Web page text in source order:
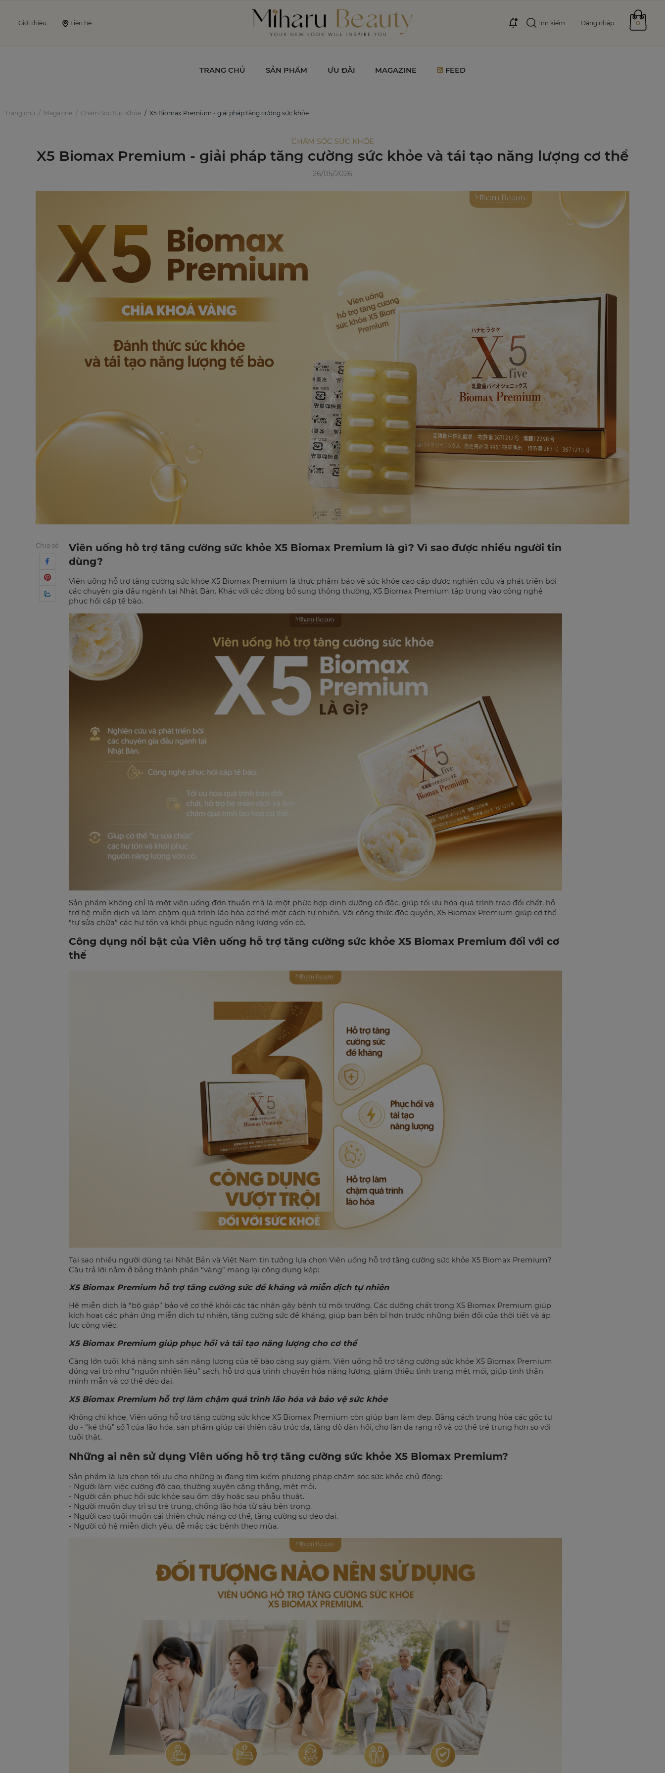
Giới thiệu Liên hệ Tìm kiếm Đăng nhập 0
TRANG CHỦ SẢN PHẨM ƯU ĐÃI MAGAZINE FEED
Trang chủ Magazine Chăm Sóc Sức Khỏe X5 Biomax Premium - giải pháp tăng cường sức khỏe và tái tạo năng lượng cơ thể
CHĂM SÓC SỨC KHỎE
X5 Biomax Premium - giải pháp tăng cường sức khỏe và tái tạo năng lượng cơ thể
26/05/2026
Viên uống hỗ trợ tăng cường sức khỏe X5 Biomax Premium là gì? Vì sao được nhiều người tin
dùng?
Viên uống hỗ trợ tăng cường sức khỏe X5 Biomax Premium là thực phẩm bảo vệ sức khỏe cao cấp được nghiên cứu và phát triển bởi
các chuyên gia đầu ngành tại Nhật Bản. Khác với các dòng bổ sung thông thường, X5 Biomax Premium tập trung vào công nghệ
phục hồi cấp tế bào.
Sản phẩm không chỉ là một viên uống đơn thuần mà là một phức hợp dinh dưỡng cô đặc, giúp tối ưu hóa quá trình trao đổi chất, hỗ
trợ hệ miễn dịch và làm chậm quá trình lão hóa cơ thể một cách tự nhiên. Với công thức độc quyền, X5 Biomax Premium giúp cơ thể
“tự sửa chữa” các hư tổn và khôi phục nguồn năng lượng vốn có.
Công dụng nổi bật của Viên uống hỗ trợ tăng cường sức khỏe X5 Biomax Premium đối với cơ
thể
Tại sao nhiều người dùng tại Nhật Bản và Việt Nam tin tưởng lựa chọn Viên uống hỗ trợ tăng cường sức khỏe X5 Biomax Premium?
Câu trả lời nằm ở bảng thành phần “vàng” mang lại công dụng kép:
X5 Biomax Premium hỗ trợ tăng cường sức đề kháng và miễn dịch tự nhiên
Hệ miễn dịch là “bộ giáp” bảo vệ cơ thể khỏi các tác nhân gây bệnh từ môi trường. Các dưỡng chất trong X5 Biomax Premium giúp
kích hoạt các phản ứng miễn dịch tự nhiên, tăng cường sức đề kháng, giúp bạn bền bỉ hơn trước những biến đổi của thời tiết và áp
lực công việc.
X5 Biomax Premium giúp phục hồi và tái tạo năng lượng cho cơ thể
Càng lớn tuổi, khả năng sinh sản năng lượng của tế bào càng suy giảm. Viên uống hỗ trợ tăng cường sức khỏe X5 Biomax Premium
đóng vai trò như “nguồn nhiên liệu” sạch, hỗ trợ quá trình chuyển hóa năng lượng, giảm thiểu tình trạng mệt mỏi, giúp tinh thần
minh mẫn và cơ thể dẻo dai.
X5 Biomax Premium hỗ trợ làm chậm quá trình lão hóa và bảo vệ sức khỏe
Không chỉ khỏe, Viên uống hỗ trợ tăng cường sức khỏe X5 Biomax Premium còn giúp bạn làm đẹp. Bằng cách trung hòa các gốc tự
do - “kẻ thù” số 1 của lão hóa, sản phẩm giúp cải thiện cấu trúc da, tăng độ đàn hồi, cho làn da rạng rỡ và cơ thể trẻ trung hơn so với
tuổi thật.
Những ai nên sử dụng Viên uống hỗ trợ tăng cường sức khỏe X5 Biomax Premium?
Sản phẩm là lựa chọn tối ưu cho những ai đang tìm kiếm phương pháp chăm sóc sức khỏe chủ động:
- Người làm việc cường độ cao, thường xuyên căng thẳng, mệt mỏi.
- Người cần phục hồi sức khỏe sau ốm dậy hoặc sau phẫu thuật.
- Người muốn duy trì sự trẻ trung, chống lão hóa từ sâu bên trong.
- Người cao tuổi muốn cải thiện chức năng cơ thể, tăng cường sự dẻo dai.
- Người có hệ miễn dịch yếu, dễ mắc các bệnh theo mùa.
Chia sẻ